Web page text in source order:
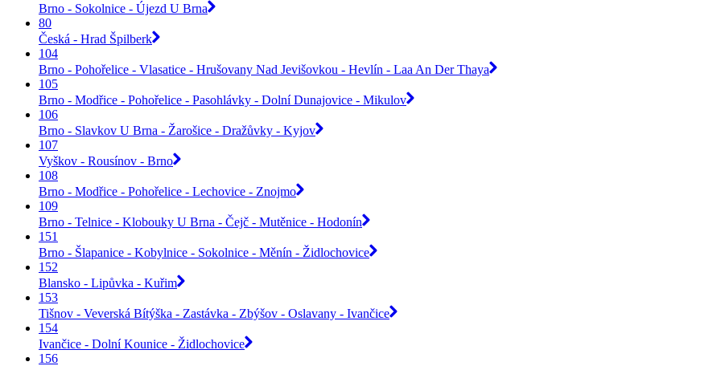
Brno - Sokolnice - Újezd U Brna
80
Česká - Hrad Špilberk
104
Brno - Pohořelice - Vlasatice - Hrušovany Nad Jevišovkou - Hevlín - Laa An Der Thaya
105
Brno - Modřice - Pohořelice - Pasohlávky - Dolní Dunajovice - Mikulov
106
Brno - Slavkov U Brna - Žarošice - Dražůvky - Kyjov
107
Vyškov - Rousínov - Brno
108
Brno - Modřice - Pohořelice - Lechovice - Znojmo
109
Brno - Telnice - Klobouky U Brna - Čejč - Mutěnice - Hodonín
151
Brno - Šlapanice - Kobylnice - Sokolnice - Měnín - Židlochovice
152
Blansko - Lipůvka - Kuřim
153
Tišnov - Veverská Bítýška - Zastávka - Zbýšov - Oslavany - Ivančice
154
Ivančice - Dolní Kounice - Židlochovice
156